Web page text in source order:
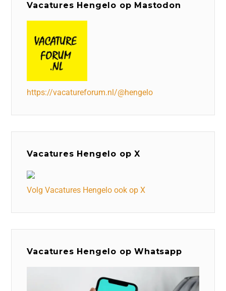
Vacatures Hengelo op Mastodon
https://vacatureforum.nl/@hengelo
Vacatures Hengelo op X
Volg Vacatures Hengelo ook op X
Vacatures Hengelo op Whatsapp